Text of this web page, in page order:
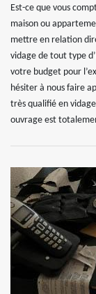
Est-ce que vous
maison ou
mettre en relation
vidage de tout type
votre budget pour
hésiter à nous faire
très qualifié en
ouvrage est